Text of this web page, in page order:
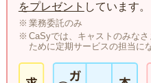
をプレゼント しています。
業務委託のみ
CaSyでは、キャストのみな
ために定期サービスの担当に